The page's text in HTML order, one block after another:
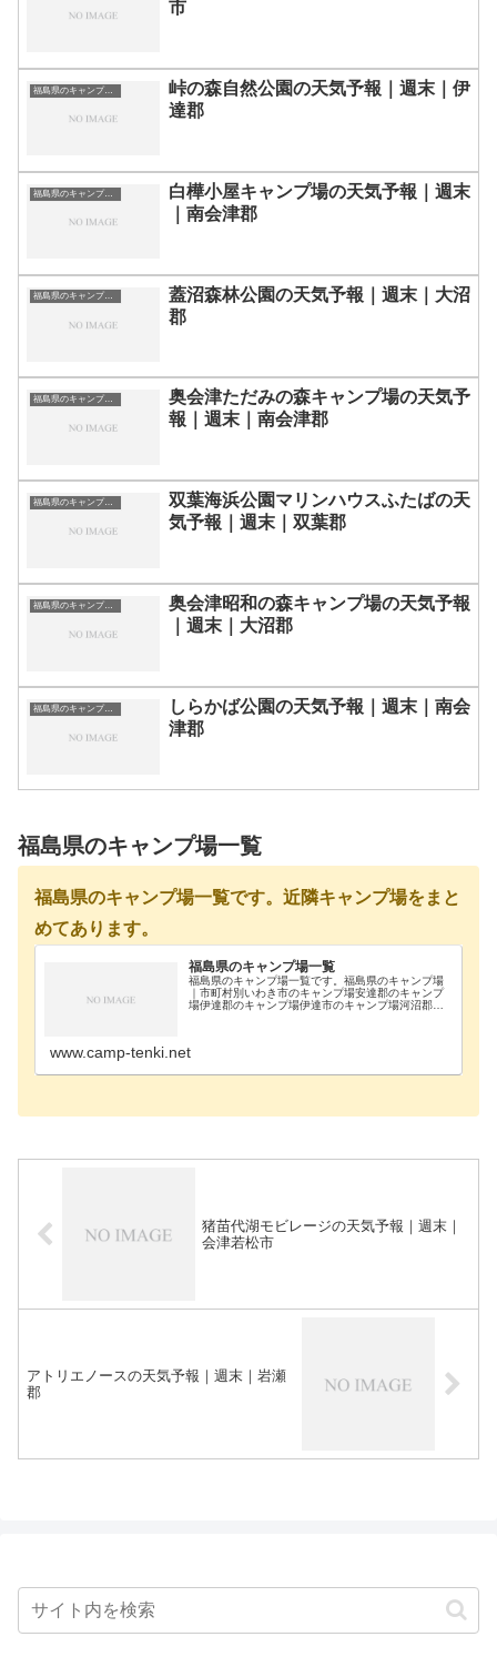
市
福島県のキャンプ場一覧
峠の森自然公園の天気予報｜週末｜伊
達郡
福島県のキャンプ場一覧
白樺小屋キャンプ場の天気予報｜週末
｜南会津郡
福島県のキャンプ場一覧
蓋沼森林公園の天気予報｜週末｜大沼
郡
福島県のキャンプ場一覧
奥会津ただみの森キャンプ場の天気予
報｜週末｜南会津郡
福島県のキャンプ場一覧
双葉海浜公園マリンハウスふたばの天
気予報｜週末｜双葉郡
福島県のキャンプ場一覧
奥会津昭和の森キャンプ場の天気予報
｜週末｜大沼郡
福島県のキャンプ場一覧
しらかば公園の天気予報｜週末｜南会
津郡
福島県のキャンプ場一覧
福島県のキャンプ場一覧です。近隣キャンプ場をまと
めてあります。
福島県のキャンプ場一覧
福島県のキャンプ場一覧です。福島県のキャンプ場
｜市町村別いわき市のキャンプ場安達郡のキャンプ
場伊達郡のキャンプ場伊達市のキャンプ場河沼郡の
www.camp-tenki.net
猪苗代湖モビレージの天気予報｜週末｜
会津若松市
アトリエノースの天気予報｜週末｜岩瀬
郡